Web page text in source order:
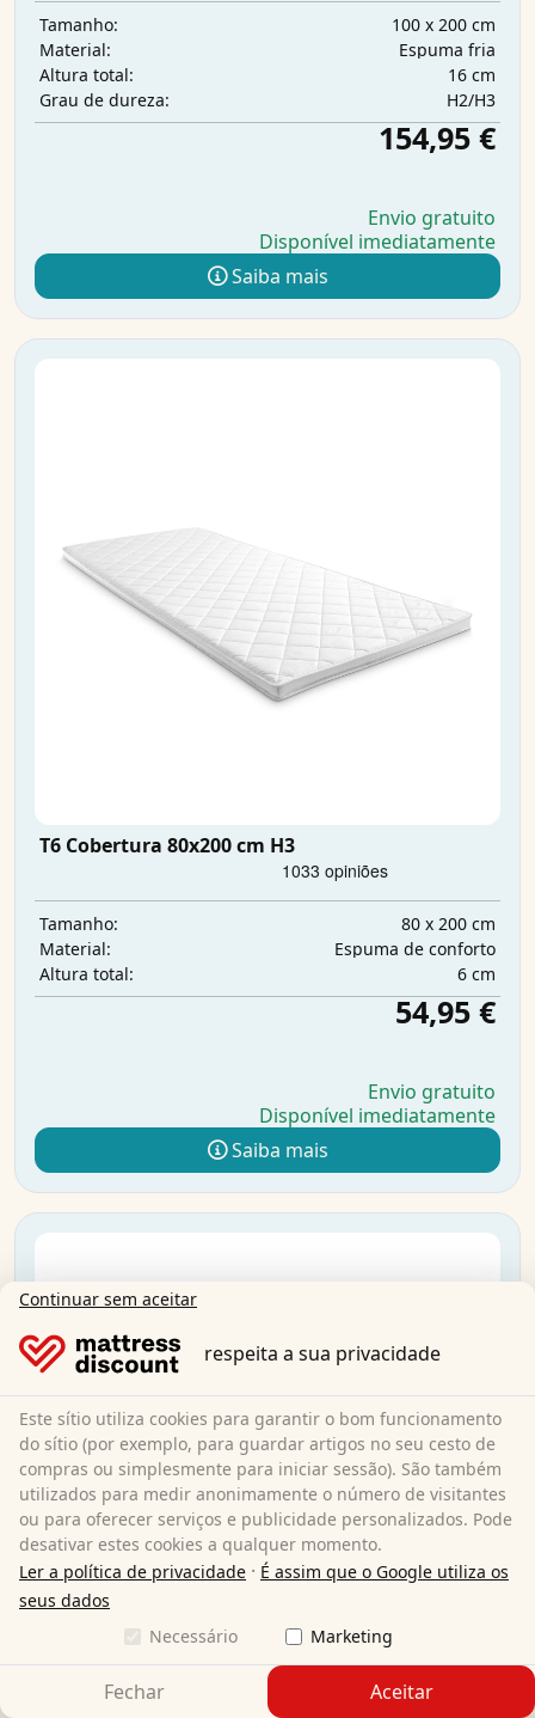
Tamanho:
100 x 200 cm
Material:
Espuma fria
Altura total:
16 cm
Grau de dureza:
H2/H3
154,95 €
Envio gratuito
Disponível imediatamente
Saiba mais
T6 Cobertura 80x200 cm H3
Tamanho:
80 x 200 cm
Material:
Espuma de conforto
Altura total:
6 cm
54,95 €
Envio gratuito
Disponível imediatamente
Saiba mais
Continuar sem aceitar
respeita a sua privacidade
Este sítio utiliza cookies para garantir o bom funcionamento
do sítio (por exemplo, para guardar artigos no seu cesto de
compras ou simplesmente para iniciar sessão). São também
utilizados para medir anonimamente o número de visitantes
ou para oferecer serviços e publicidade personalizados. Pode
desativar estes cookies a qualquer momento.
Ler a política de privacidade · É assim que o Google utiliza os
seus dados
Necessário
Marketing
Fechar Aceitar